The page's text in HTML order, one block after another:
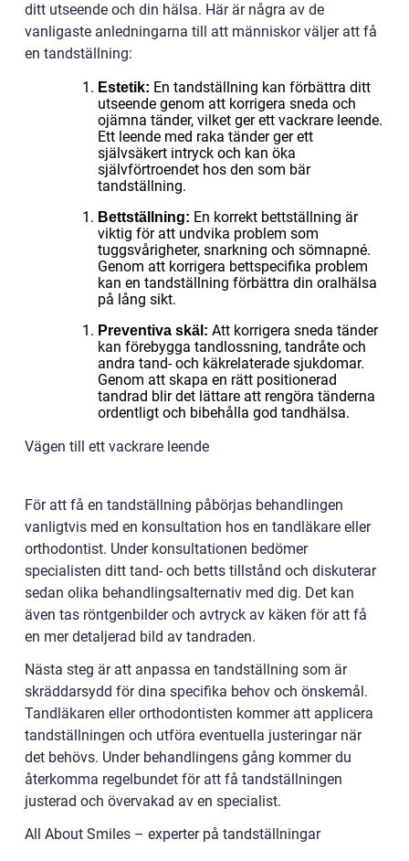
ditt utseende och din hälsa. Här är några av de
vanligaste anledningarna till att människor väljer att få
en tandställning:
Estetik: En tandställning kan förbättra ditt
utseende genom att korrigera sneda och
ojämna tänder, vilket ger ett vackrare leende.
Ett leende med raka tänder ger ett
självsäkert intryck och kan öka
självförtroendet hos den som bär
tandställning.
Bettställning: En korrekt bettställning är
viktig för att undvika problem som
tuggsvårigheter, snarkning och sömnapné.
Genom att korrigera bettspecifika problem
kan en tandställning förbättra din oralhälsa
på lång sikt.
Preventiva skäl: Att korrigera sneda tänder
kan förebygga tandlossning, tandråte och
andra tand- och käkrelaterade sjukdomar.
Genom att skapa en rätt positionerad
tandrad blir det lättare att rengöra tänderna
ordentligt och bibehålla god tandhälsa.
Vägen till ett vackrare leende
För att få en tandställning påbörjas behandlingen
vanligtvis med en konsultation hos en tandläkare eller
orthodontist. Under konsultationen bedömer
specialisten ditt tand- och betts tillstånd och diskuterar
sedan olika behandlingsalternativ med dig. Det kan
även tas röntgenbilder och avtryck av käken för att få
en mer detaljerad bild av tandraden.
Nästa steg är att anpassa en tandställning som är
skräddarsydd för dina specifika behov och önskemål.
Tandläkaren eller orthodontisten kommer att applicera
tandställningen och utföra eventuella justeringar när
det behövs. Under behandlingens gång kommer du
återkomma regelbundet för att få tandställningen
justerad och övervakad av en specialist.
All About Smiles – experter på tandställningar